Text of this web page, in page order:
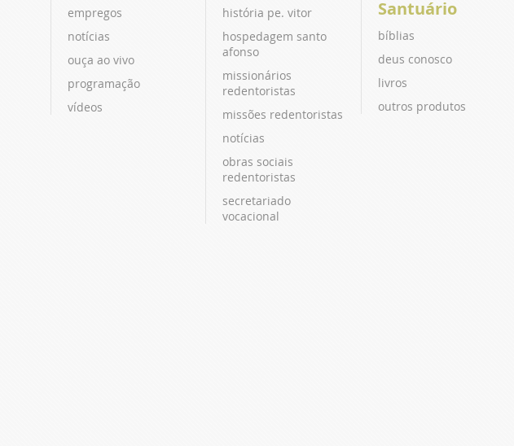
empregos
notícias
ouça ao vivo
programação
vídeos
história pe. vitor
hospedagem santo
afonso
missionários
redentoristas
missões redentoristas
notícias
obras sociais
redentoristas
secretariado
vocacional
Santuário
bíblias
deus conosco
livros
outros produtos